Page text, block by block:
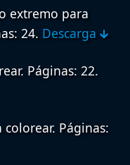
extremo para
24. Descarga 🡳
Páginas: 22.
colorear. Páginas: